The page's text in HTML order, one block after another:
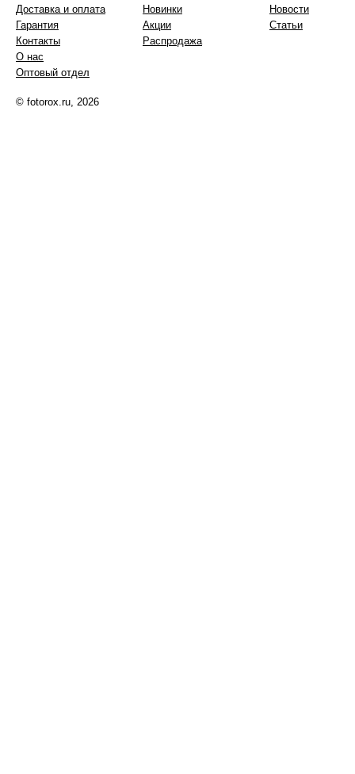
Доставка и оплата
Гарантия
Контакты
О нас
Оптовый отдел
Новинки
Акции
Распродажа
Новости
Статьи
© fotorox.ru, 2026